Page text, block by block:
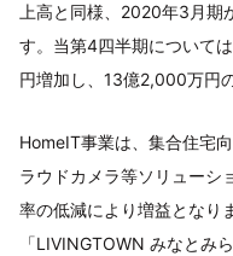
上高と同様、2020年3月期
す。当第4四半期について
円増加し、13億2,000万円
HomeIT事業は、集合住宅
ラウドカメラ等ソリューシ
率の低減により増益となり
「LIVINGTOWN みなとみ